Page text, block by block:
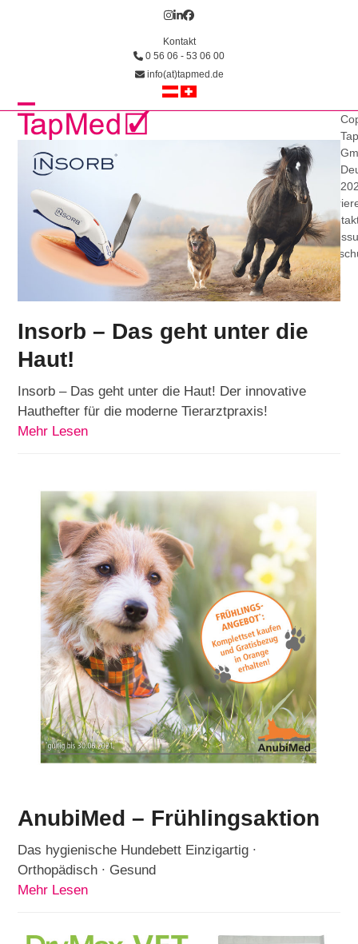
Instagram
LinkedIn
Facebook
Kontakt
0 56 06 - 53 06 00
info(at)tapmed.de
Open
mobile
menu
Close
mobile
menu
Insorb – Das geht unter die
Haut!
Insorb – Das geht unter die Haut! Der innovative
Hauthefter für die moderne Tierarztpraxis!
Mehr Lesen
AnubiMed – Frühlingsaktion
Das hygienische Hundebett Einzigartig ∙
Orthopädisch ∙ Gesund
Mehr Lesen